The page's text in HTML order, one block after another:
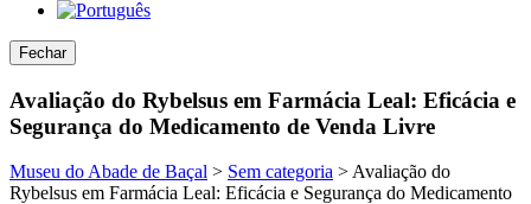
Fechar
Avaliação do Rybelsus em Farmácia Leal: Eficácia e
Segurança do Medicamento de Venda Livre
Museu do Abade de Baçal > Sem categoria >Avaliação do
Rybelsus em Farmácia Leal: Eficácia e Segurança do Medicamento